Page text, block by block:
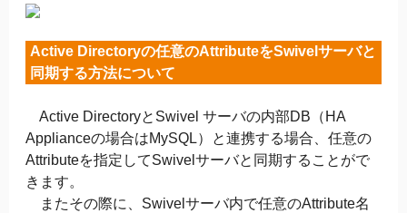
Active Directoryの任意のAttributeをSwivelサーバと
同期する方法について
Active DirectoryとSwivel サーバの内部DB（HA
Applianceの場合はMySQL）と連携する場合、任意の
Attributeを指定してSwivelサーバと同期することがで
きます。
またその際に、Swivelサーバ内で任意のAttribute名